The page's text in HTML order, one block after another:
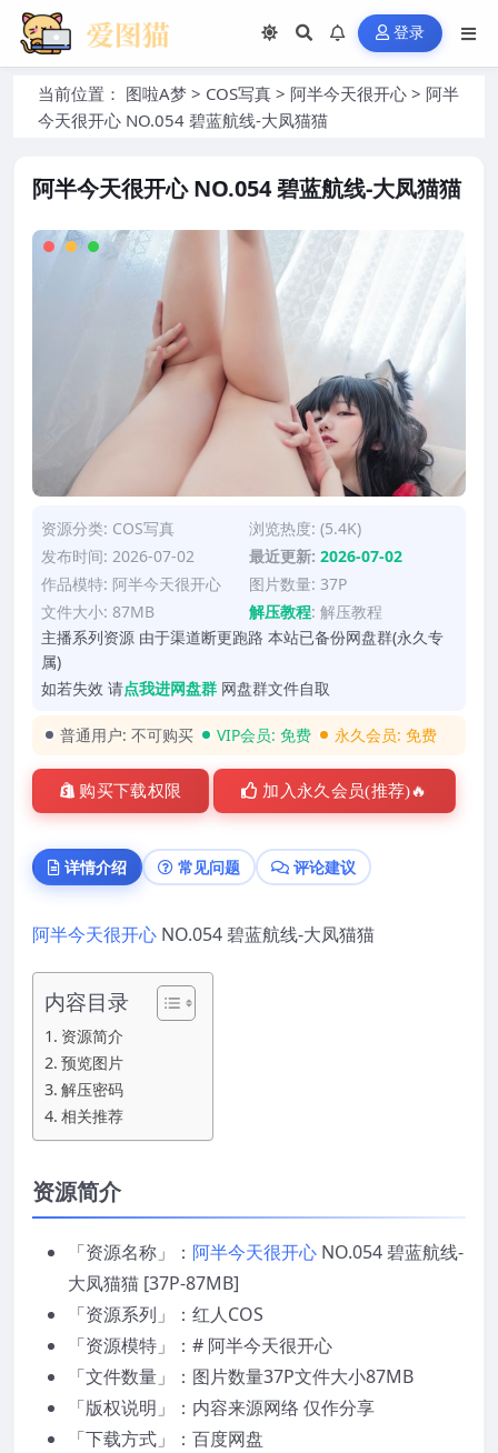
登录
当前位置： 图啦A梦 > COS写真 > 阿半今天很开心 > 阿半
今天很开心 NO.054 碧蓝航线-大凤猫猫
阿半今天很开心 NO.054 碧蓝航线-大凤猫猫
资源分类: COS写真
浏览热度: (5.4K)
发布时间: 2026-07-02
最近更新: 2026-07-02
作品模特: 阿半今天很开心
图片数量: 37P
文件大小: 87MB
解压教程: 解压教程
主播系列资源 由于渠道断更跑路 本站已备份网盘群(永久专
属)
如若失效 请点我进网盘群 网盘群文件自取
普通用户: 不可购买 VIP会员: 免费 永久会员: 免费
购买下载权限 加入永久会员(推荐)🔥
详情介绍 常见问题 评论建议
阿半今天很开心 NO.054 碧蓝航线-大凤猫猫
内容目录
资源简介
预览图片
解压密码
相关推荐
资源简介
「资源名称」： 阿半今天很开心 NO.054 碧蓝航线-
大凤猫猫 [37P-87MB]
「资源系列」：红人COS
「资源模特」：# 阿半今天很开心
「文件数量」：图片数量37P文件大小87MB
「版权说明」：内容来源网络 仅作分享
「下载方式」：百度网盘